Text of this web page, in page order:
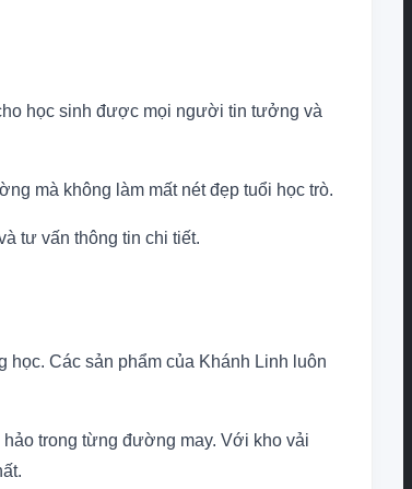
học sinh được mọi người tin tưởng và
mà không làm mất nét đẹp tuổi học trò.
tư vấn thông tin chi tiết.
Các sản phẩm của Khánh Linh luôn
trong từng đường may. Với kho vải